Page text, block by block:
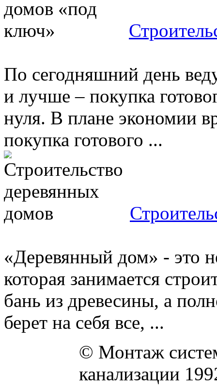
По сегодняшний день
и лучше – покупка
нуля. В плане экономии
покупка готового ...
«Деревянный дом» - это
которая занимается
бань из древесины, а
берет на себя все, ...
© Монтаж
канализации